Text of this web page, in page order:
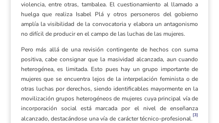
violencia, entre otras, tambalea. El cuestionamiento al llamado a
huelga que realiza Isabel Plá y otros personeros del gobierno
amplía la visibilidad de la convocatoria y elabora un antagonismo
no difícil de producir en el campo de las luchas de las mujeres.
Pero más allá de una revisión contingente de hechos con suma
positiva, cabe consignar que la masividad alcanzada, aun cuando
heterogénea, es limitada. Esto pues hay un grupo importante de
mujeres que se encuentra lejos de la interpelación feminista o de
otras luchas por derechos, siendo identificables mayormente en la
movilización grupos heterogéneos de mujeres cuya principal vía de
incorporación social está marcada por el nivel de enseñanza
alcanzado, destacándose una vía de carácter técnico-profesional.[3]